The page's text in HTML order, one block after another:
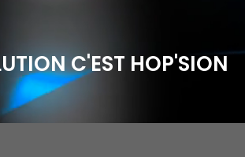
C'EST HOP'SION